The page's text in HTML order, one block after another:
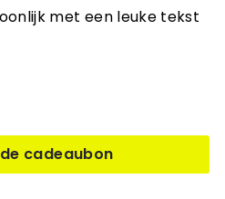
met een leuke tekst
cadeaubon